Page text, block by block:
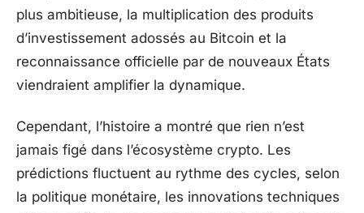
plus ambitieuse, la multiplication des produits
d’investissement adossés au Bitcoin et la
reconnaissance officielle par de nouveaux États
viendraient amplifier la dynamique.
Cependant, l’histoire a montré que rien n’est
jamais figé dans l’écosystème crypto. Les
prédictions fluctuent au rythme des cycles, selon
la politique monétaire, les innovations techniques